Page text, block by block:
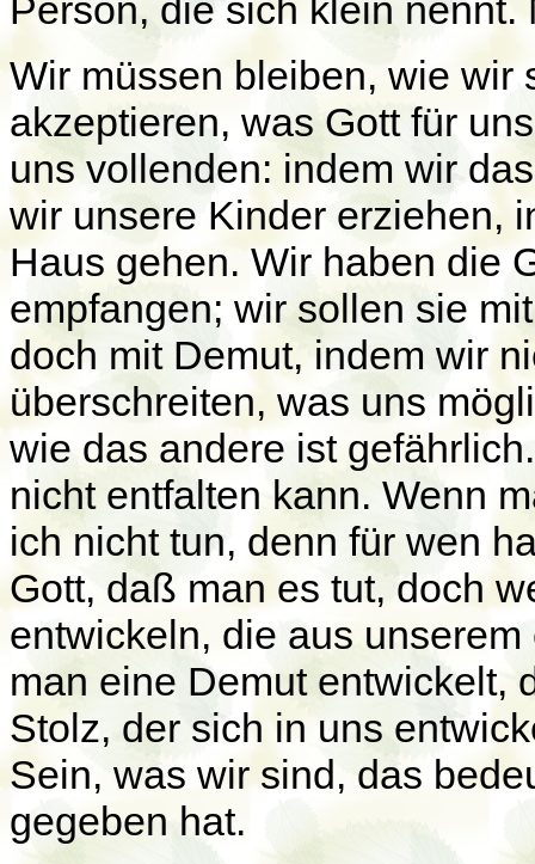
Person, die sich klein
Wir müssen bleiben, wie wir
akzeptieren, was Gott für
uns vollenden: indem wir
wir unsere Kinder erziehen,
Haus gehen. Wir haben die
empfangen; wir sollen sie
doch mit Demut, indem wir
überschreiten, was uns
wie das andere ist
nicht entfalten kann. Wenn
ich nicht tun, denn für wen
Gott, daß man es tut, doch
entwickeln, die aus
man eine Demut entwickelt,
Stolz, der sich in uns
Sein, was wir sind, das
gegeben hat.